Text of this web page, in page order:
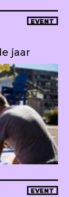
EVENT
jaar
EVENT